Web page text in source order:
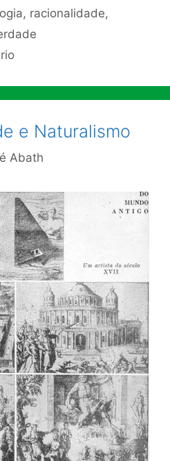
, racionalidade,
e Naturalismo
Abath